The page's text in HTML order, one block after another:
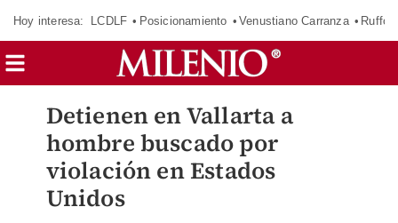
Hoy interesa: LCDLF Posicionamiento Venustiano Carranza Ruffo
Detienen en Vallarta a
hombre buscado por
violación en Estados
Unidos